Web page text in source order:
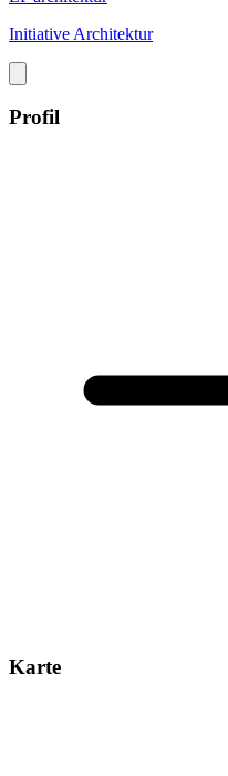
Initiative Architektur
Profil
Karte